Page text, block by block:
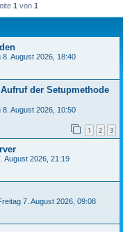
1 von 1
8. August 2026, 18:40
der Setupmethode
8. August 2026, 10:50
1 2 3
August 2026, 21:19
7. August 2026, 09:08